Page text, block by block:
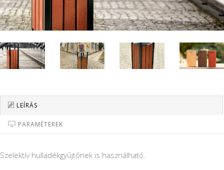
LEÍRÁS
PARAMÉTEREK
Szelektív hulladékgyűjtőnek is használható.